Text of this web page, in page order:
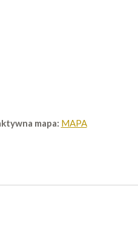
mapa: MAPA